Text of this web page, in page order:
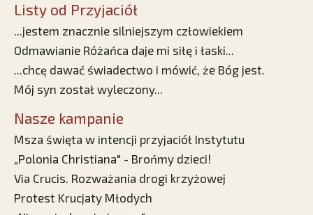
Listy od Przyjaciół
...jestem znacznie silniejszym człowiekiem
Odmawianie Różańca daje mi siłę i łaski...
...chcę dawać świadectwo i mówić, że Bóg jest.
Mój syn został wyleczony...
Nasze kampanie
Msza święta w intencji przyjaciół Instytutu
„Polonia Christiana" - Brońmy dzieci!
Via Crucis. Rozważania drogi krzyżowej
Protest Krucjaty Młodych